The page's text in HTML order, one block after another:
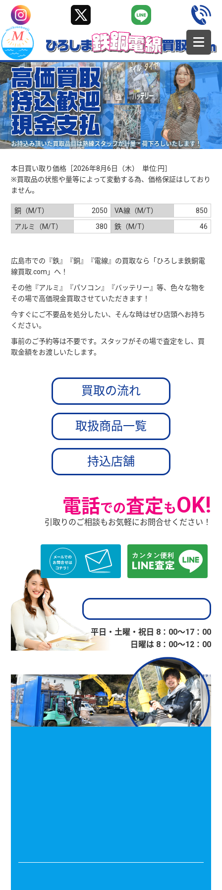
お持込み頂いた買取品目は熟練スタッフが計量・荷下ろしいたします！
本日買い取り価格［2026年8月6日（木） 単位:円］
※買取品の状態や量等によって変動する為、価格保証はしており
ません。
銅（M/T） 2050 VA線（M/T）
850
アルミ（M/T）
380 鉄（M/T） 46
広島市での『鉄』『銅』『電線』の買取なら「ひろしま鉄銅電
線買取.com」へ！
その他『アルミ』『パソコン』『バッテリー』等、色々な物を
その場で高価現金買取させていただきます！
今すぐにご不要品を処分したい、そんな時はぜひ店頭へお持ち
ください。
事前のご予約等は不要です。スタッフがその場で査定をし、買
取金額をお渡しいたします。
買取の流れ
取扱商品一覧
持込店舗
電話での査定もOK!
引取りのご相談もお気軽にお問合せください！
平日・土曜・祝日 8：00〜17：00
日曜は 8：00〜12：00